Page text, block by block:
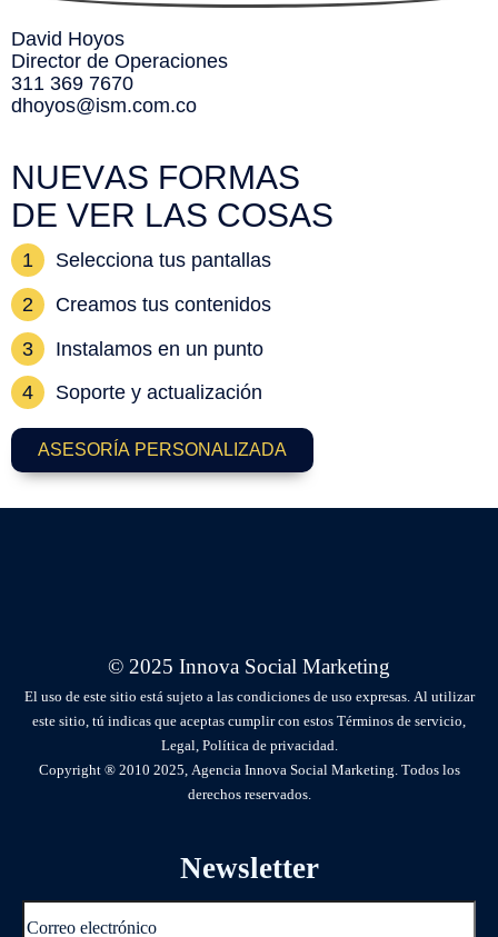
David Hoyos
Director de Operaciones
311 369 7670
dhoyos@ism.com.co
NUEVAS FORMAS
DE VER LAS COSAS
1
Selecciona tus pantallas
2
Creamos tus contenidos
3
Instalamos en un punto
4
Soporte y actualización
ASESORÍA PERSONALIZADA
© 2025 Innova Social Marketing
El uso de este sitio está sujeto a las condiciones de uso expresas. Al utilizar
este sitio, tú indicas que aceptas cumplir con estos Términos de servicio,
Legal, Política de privacidad.
Copyright ® 2010 2025, Agencia Innova Social Marketing. Todos los
derechos reservados.
Newsletter